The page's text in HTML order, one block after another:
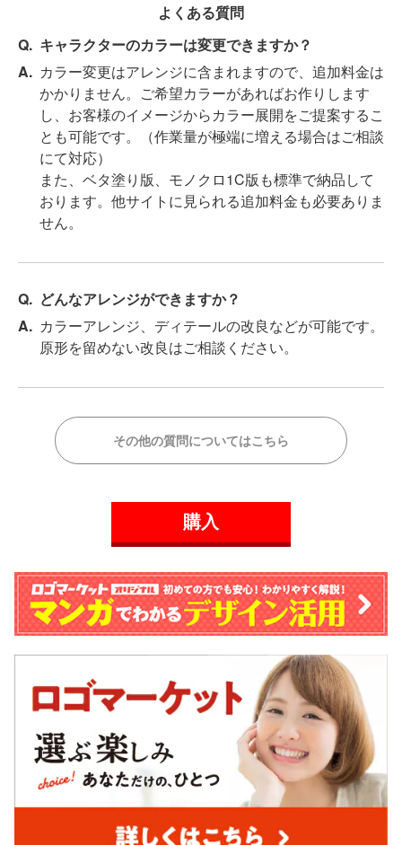
よくある質問
キャラクターのカラーは変更できますか？
カラー変更はアレンジに含まれますので、追加料金は
かかりません。ご希望カラーがあればお作りします
し、お客様のイメージからカラー展開をご提案するこ
とも可能です。（作業量が極端に増える場合はご相談
にて対応）
また、ベタ塗り版、モノクロ1C版も標準で納品して
おります。他サイトに見られる追加料金も必要ありま
せん。
どんなアレンジができますか？
カラーアレンジ、ディテールの改良などが可能です。
原形を留めない改良はご相談ください。
その他の質問についてはこちら
購入